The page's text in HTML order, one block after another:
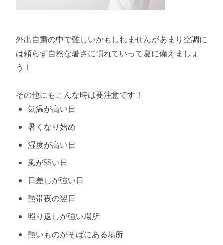
外出自粛の中で難しいかもしれませんがあまり空調に
は頼らず自然な暑さに慣れていって夏に備えましょ
う！
その他にもこんな時は要注意です！
気温が高い日
暑くなり始め
湿度が高い日
風が弱い日
日差しが強い日
熱帯夜の翌日
照り返しが強い場所
熱いものがそばにある場所